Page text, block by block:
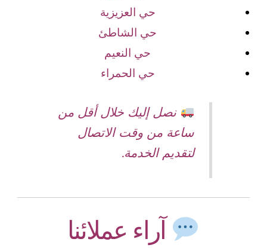
حي العزيزية
حي الشاطئ
حي النعيم
حي الحمراء
نصل إليك خلال أقل من
ساعة من وقت الاتصال
لتقديم الخدمة.
آراء عملائنا